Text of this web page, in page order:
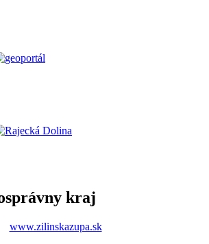
kraj
www.zilinskazupa.sk